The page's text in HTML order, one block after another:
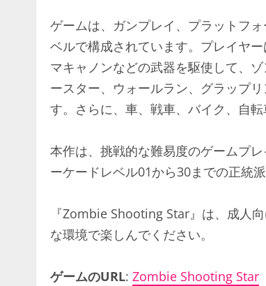
ゲームは、ガンプレイ、プラットフ
ベルで構成されています。プレイヤ
マキャノンなどの武器を駆使して、
ースター、ウォールラン、グラップ
す。さらに、車、戦車、バイク、自
本作は、挑戦的な難易度のゲームプ
ーケードレベル01から30までの正統
『Zombie Shooting Star』は、成人
な環境で楽しんでください。​
ゲームのURL: Zombie Shooting Star